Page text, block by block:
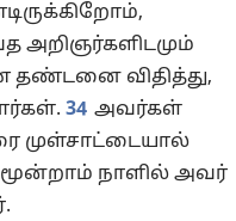
அறிஞர்களிடமும்
தண்டனை விதித்து,
34 அவர்கள்
முள்சாட்டையால்
நாளில் அவர்